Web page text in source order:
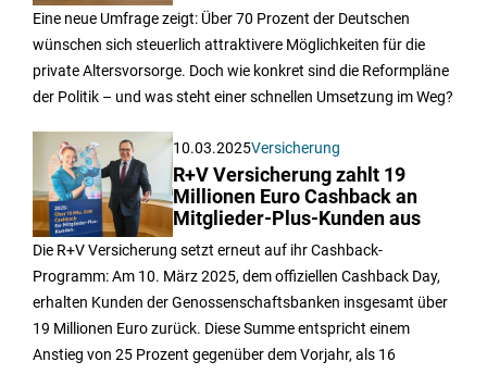
Eine neue Umfrage zeigt: Über 70 Prozent der Deutschen
wünschen sich steuerlich attraktivere Möglichkeiten für die
private Altersvorsorge. Doch wie konkret sind die Reformpläne
der Politik – und was steht einer schnellen Umsetzung im Weg?
10.03.2025Versicherung
R+V Versicherung zahlt 19
Millionen Euro Cashback an
Mitglieder-Plus-Kunden aus
Die R+V Versicherung setzt erneut auf ihr Cashback-
Programm: Am 10. März 2025, dem offiziellen Cashback Day,
erhalten Kunden der Genossenschaftsbanken insgesamt über
19 Millionen Euro zurück. Diese Summe entspricht einem
Anstieg von 25 Prozent gegenüber dem Vorjahr, als 16